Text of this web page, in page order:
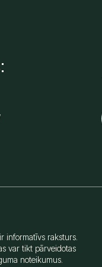
informatīvs raksturs.
var tikt pārveidotas
noteikumus.